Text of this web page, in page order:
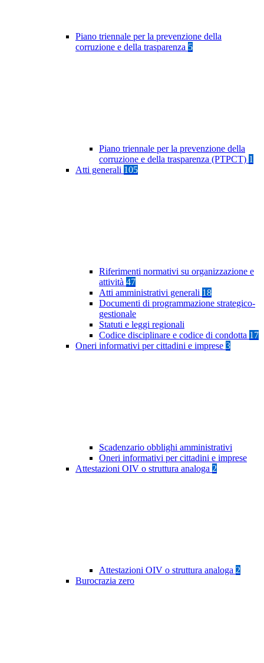
Piano triennale per la prevenzione della
corruzione e della trasparenza 5
Piano triennale per la prevenzione della
corruzione e della trasparenza (PTPCT) 1
Atti generali 105
Riferimenti normativi su organizzazione e
attività 47
Atti amministrativi generali 18
Documenti di programmazione strategico-
gestionale
Statuti e leggi regionali
Codice disciplinare e codice di condotta 17
Oneri informativi per cittadini e imprese 3
Scadenzario obblighi amministrativi
Oneri informativi per cittadini e imprese
Attestazioni OIV o struttura analoga 2
Attestazioni OIV o struttura analoga 2
Burocrazia zero